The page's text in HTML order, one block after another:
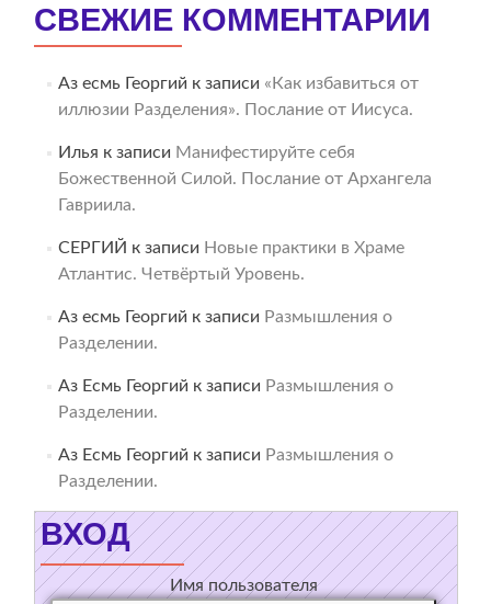
СВЕЖИЕ КОММЕНТАРИИ
Аз есмь Георгий к записи «Как избавиться от
иллюзии Разделения». Послание от Иисуса.
Илья к записи Манифестируйте себя
Божественной Силой. Послание от Архангела
Гавриила.
СЕРГИЙ к записи Новые практики в Храме
Атлантис. Четвёртый Уровень.
Аз есмь Георгий к записи Размышления о
Разделении.
Аз Есмь Георгий к записи Размышления о
Разделении.
Аз Есмь Георгий к записи Размышления о
Разделении.
ВХОД
Имя пользователя